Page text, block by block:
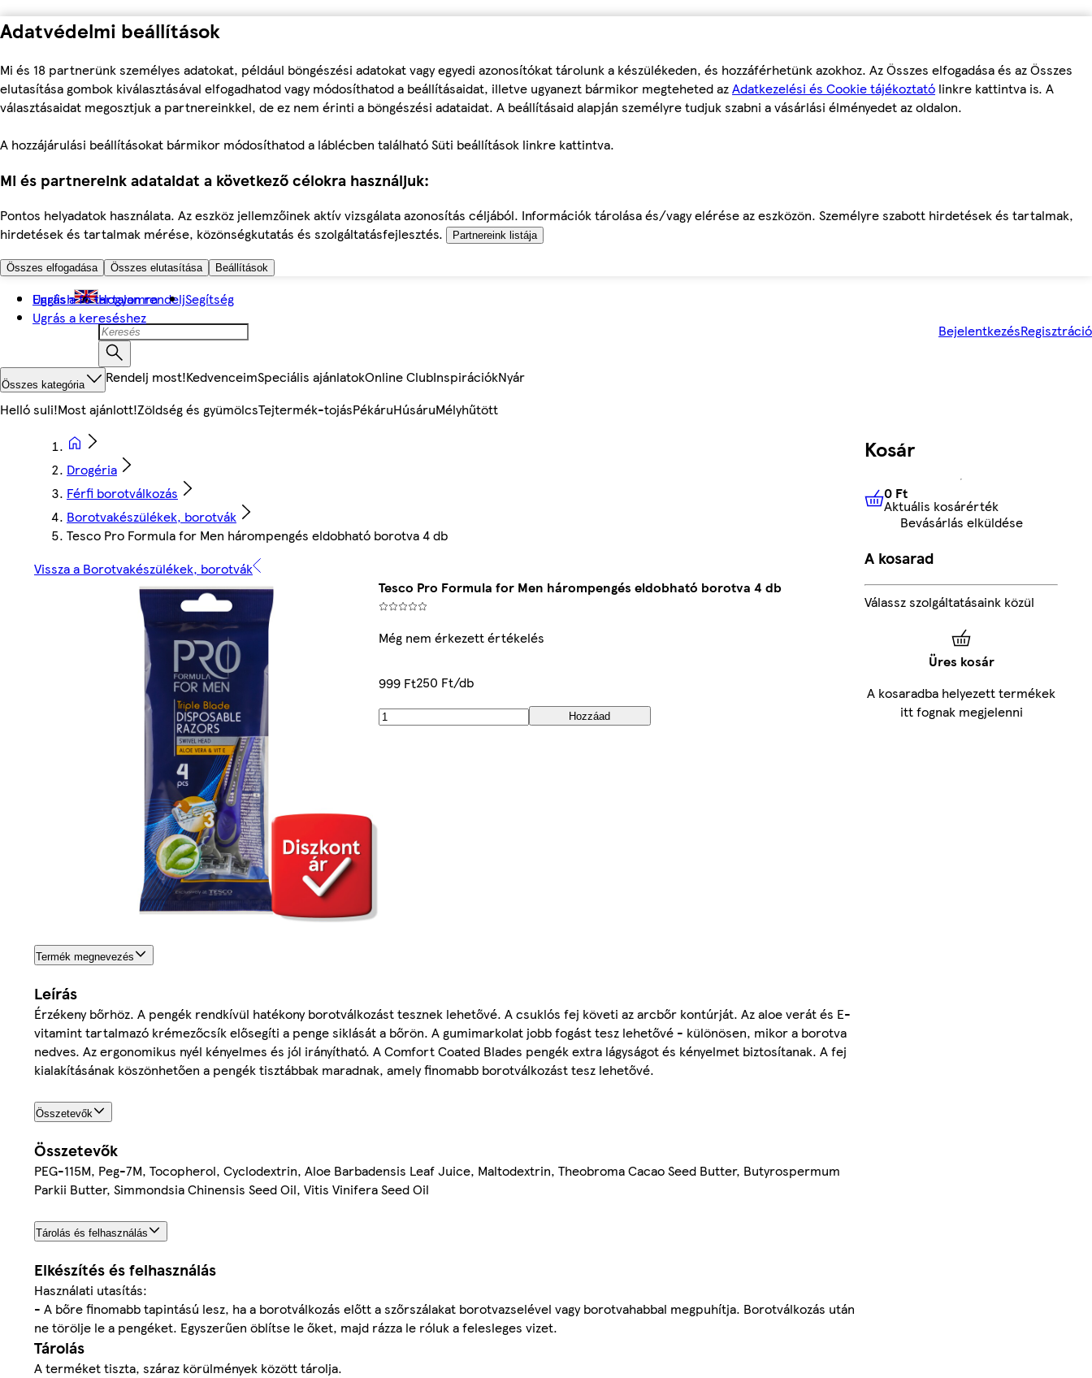
Adatvédelmi beállítások
Mi és 18 partnerünk személyes adatokat, például böngészési adatokat vagy egyedi azonosítókat tárolunk a készülékeden, és hozzáférhetünk azokhoz. Az Összes elfogadása és az Összes
elutasítása gombok kiválasztásával elfogadhatod vagy módosíthatod a beállításaidat, illetve ugyanezt bármikor megteheted azAdatkezelési és Cookie tájékoztató linkre kattintva is. A
választásaidat megosztjuk a partnereinkkel, de ez nem érinti a böngészési adataidat. A beállításaid alapján személyre tudjuk szabni a vásárlási élményedet az oldalon.
A hozzájárulási beállításokat bármikor módosíthatod a láblécben található Süti beállítások linkre kattintva.
Mi és partnereink adataidat a következő célokra használjuk:
Pontos helyadatok használata. Az eszköz jellemzőinek aktív vizsgálata azonosítás céljából. Információk tárolása és/vagy elérése az eszközön. Személyre szabott hirdetések és tartalmak,
hirdetések és tartalmak mérése, közönségkutatás és szolgáltatásfejlesztés.
Partnereink listája
Összes elfogadása Összes elutasítása Beállítások
Ugrás a fő tartalomra
Ugrás a kereséshez
English Hogyan rendeljSegítség
BejelentkezésRegisztráció
Összes kategória Rendelj most!KedvenceimSpeciális ajánlatokOnline ClubInspirációkNyár
Helló suli!Most ajánlott!Zöldség és gyümölcsTejtermék-tojásPékáruHúsáruMélyhűtött
Drogéria
Férfi borotválkozás
Borotvakészülékek, borotvák
Tesco Pro Formula for Men hárompengés eldobható borotva 4 db
Vissza a Borotvakészülékek, borotvák
Tesco Pro Formula for Men hárompengés eldobható borotva 4 db
Még nem érkezett értékelés
999 Ft250 Ft/db
Hozzáad
Termék megnevezés
Leírás
Érzékeny bőrhöz. A pengék rendkívül hatékony borotválkozást tesznek lehetővé. A csuklós fej követi az arcbőr kontúrját. Az aloe verát és E-
vitamint tartalmazó krémezőcsík elősegíti a penge siklását a bőrön. A gumimarkolat jobb fogást tesz lehetővé - különösen, mikor a borotva
nedves. Az ergonomikus nyél kényelmes és jól irányítható. A Comfort Coated Blades pengék extra lágyságot és kényelmet biztosítanak. A fej
kialakításának köszönhetően a pengék tisztábbak maradnak, amely finomabb borotválkozást tesz lehetővé.
Összetevők
Összetevők
PEG-115M, Peg-7M, Tocopherol, Cyclodextrin, Aloe Barbadensis Leaf Juice, Maltodextrin, Theobroma Cacao Seed Butter, Butyrospermum
Parkii Butter, Simmondsia Chinensis Seed Oil, Vitis Vinifera Seed Oil
Tárolás és felhasználás
Elkészítés és felhasználás
Használati utasítás:
- A bőre finomabb tapintású lesz, ha a borotválkozás előtt a szőrszálakat borotvazselével vagy borotvahabbal megpuhítja. Borotválkozás után
ne törölje le a pengéket. Egyszerűen öblítse le őket, majd rázza le róluk a felesleges vizet.
Tárolás
A terméket tiszta, száraz körülmények között tárolja.
Kosár
0 FtAktuális kosárérték
0 Ft
Aktuális kosárérték
Bevásárlás elküldése
A kosarad
Válassz szolgáltatásaink közül
Üres kosár
A kosaradba helyezett termékek
itt fognak megjelenni